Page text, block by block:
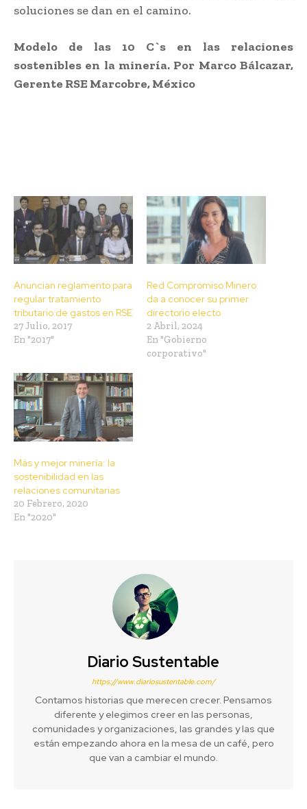
soluciones se dan en el camino.
Modelo de las 10 C`s en las relaciones
sostenibles en la minería. Por Marco Bálcazar,
Gerente RSE Marcobre, México
Anuncian reglamento para
regular tratamiento
tributario de gastos en RSE
27 Julio, 2017
En "2017"
Red Compromiso Minero
da a conocer su primer
directorio electo
2 Abril, 2024
En "Gobierno
corporativo"
Más y mejor minería: la
sostenibilidad en las
relaciones comunitarias
20 Febrero, 2020
En "2020"
Diario Sustentable
https://www.diariosustentable.com/
Contamos historias que merecen crecer. Pensamos
diferente y elegimos creer en las personas,
comunidades y organizaciones, las grandes y las que
están empezando ahora en la mesa de un café, pero
que van a cambiar el mundo.